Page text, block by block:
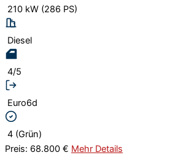
210 kW (286 PS)
Diesel
4/5
Euro6d
4 (Grün)
Preis: 68.800 € Mehr Details